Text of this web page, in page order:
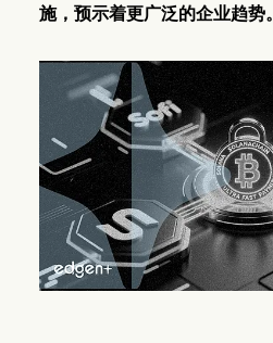
施，预示着更广泛的企业趋势。